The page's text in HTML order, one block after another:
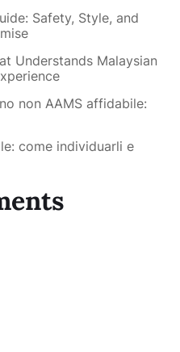
Safety, Style, and
Understands Malaysian
non AAMS affidabile:
come individuarli e